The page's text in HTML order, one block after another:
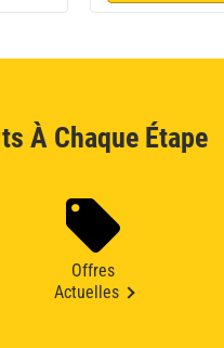
À Chaque Étape
Offres
Actuelles